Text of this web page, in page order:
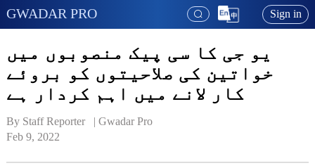
GWADAR PRO Sign in
یو جی کا سی پیک منصوبوں میں
خواتین کی صلاحیتوں کو بروئے
کار لانے میں اہم کردار ہے
By Staff Reporter   | Gwadar Pro
Feb 9, 2022